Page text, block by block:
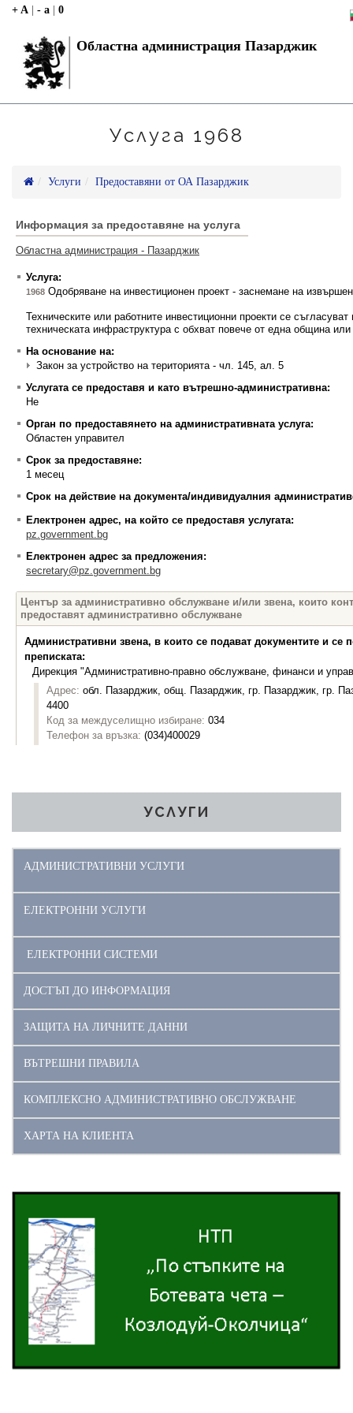
+ A - a 0
Областна администрация Пазарджик
Услуга 1968
Услуги Предоставяни от ОА Пазарджик
УСЛУГИ
АДМИНИСТРАТИВНИ УСЛУГИ
ЕЛЕКТРОННИ УСЛУГИ
ЕЛЕКТРОННИ СИСТЕМИ
ДОСТЪП ДО ИНФОРМАЦИЯ
ЗАЩИТА НА ЛИЧНИТЕ ДАННИ
ВЪТРЕШНИ ПРАВИЛА
КОМПЛЕКСНО АДМИНИСТРАТИВНО ОБСЛУЖВАНЕ
ХАРТА НА КЛИЕНТА